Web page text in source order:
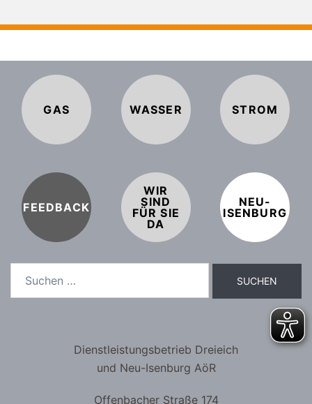
GAS WASSER STROM
FEEDBACK
WIR
SIND
FÜR SIE
DA
NEU-
ISENBURG
Dienstleistungsbetrieb Dreieich
und Neu-Isenburg AöR
Offenbacher Straße 174